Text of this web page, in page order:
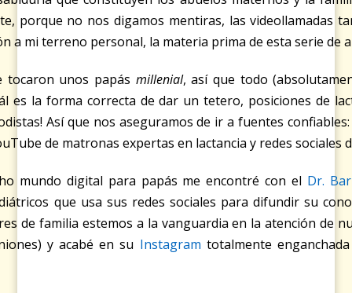
porque no nos digamos mentiras, las videollamadas
a mi terreno personal, la materia prima de esta serie
tocaron unos papás millenial, así que todo
es la forma correcta de dar un tetero, posiciones de
Así que nos aseguramos de ir a fuentes
de matronas expertas en lactancia y redes sociales
mundo digital para papás me encontré con el Dr.
que usa sus redes sociales para difundir su
de familia estemos a la vanguardia en la atención de
y acabé en su Instagram totalmente